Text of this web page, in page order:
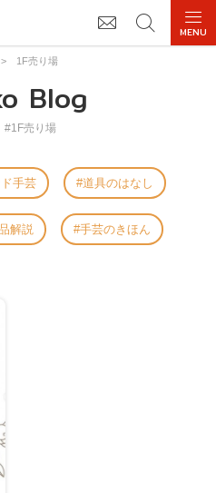
> 1F売り場
Blog
#1F売り場
手芸 道具のはなし
解説 手芸のきほん